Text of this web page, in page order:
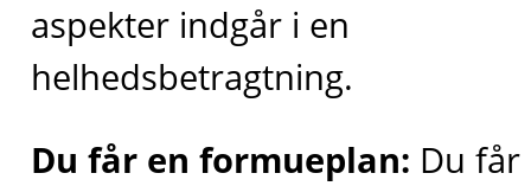
aspekter indgår i en
helhedsbetragtning.
Du får en formueplan: Du får